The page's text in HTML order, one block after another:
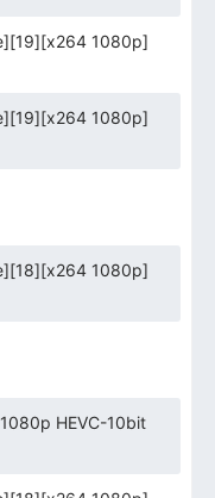
1080p]
1080p]
1080p]
HEVC-10bit